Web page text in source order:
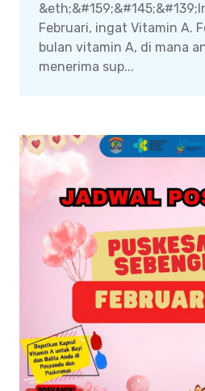
Februari, ingat Vitamin A.
bulan vitamin A, di mana
menerima sup...